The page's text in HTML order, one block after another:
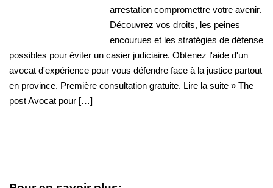
arrestation compromettre votre avenir.
Découvrez vos droits, les peines
encourues et les stratégies de défense
possibles pour éviter un casier judiciaire. Obtenez l'aide d'un
avocat d'expérience pour vous défendre face à la justice partout
en province. Première consultation gratuite. Lire la suite » The
post Avocat pour […]